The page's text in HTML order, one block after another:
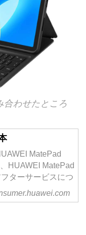
わせたところ
MatePad
HUAWEI MatePad
ターサービスにつ